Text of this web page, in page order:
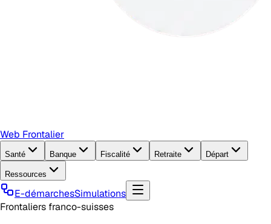
Web Frontalier
Santé Banque Fiscalité Retraite Départ
Ressources
E-démarchesSimulations
Frontaliers franco-suisses